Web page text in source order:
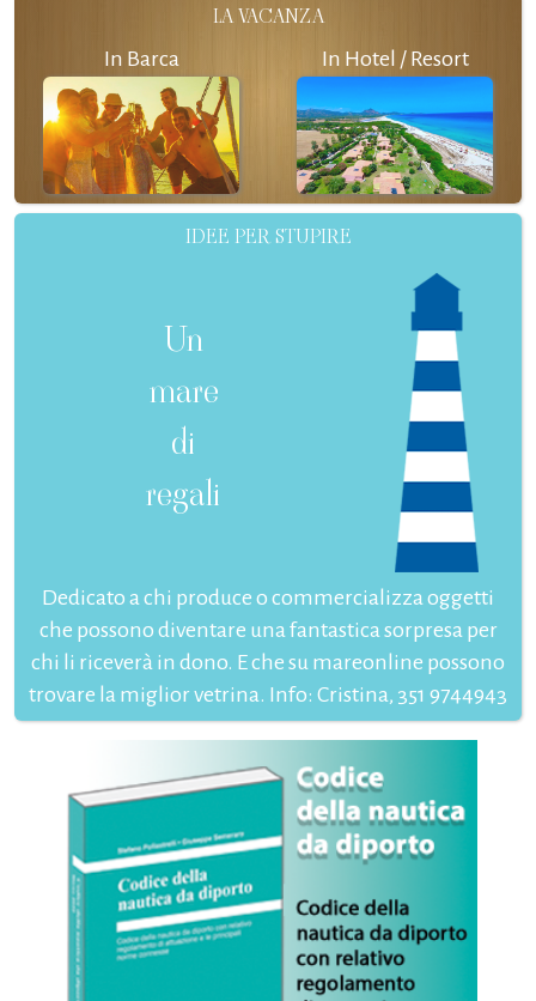
LA VACANZA
In Barca In Hotel / Resort
IDEE PER STUPIRE
Un
mare
di
regali
Dedicato a chi produce o commercializza oggetti
che possono diventare una fantastica sorpresa per
chi li riceverà in dono. E che su mareonline possono
trovare la miglior vetrina. Info: Cristina, 351 9744943